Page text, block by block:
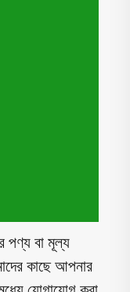
পণ্য বা মূল্য
কাছে আপনার